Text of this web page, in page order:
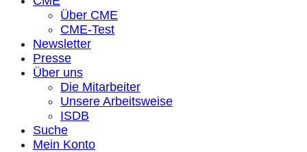
Über CME
CME-Test
Newsletter
Presse
Über uns
Die Mitarbeiter
Unsere Arbeitsweise
ISDB
Suche
Mein Konto